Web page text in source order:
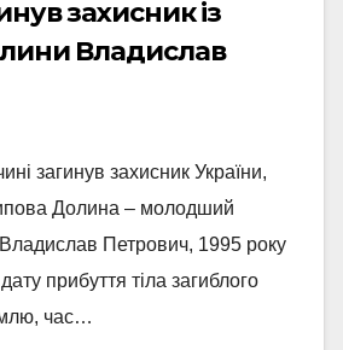
захисник із
Владислав
загинув захисник України,
Долина – молодший
Петрович, 1995 року
прибуття тіла загиблого
час…